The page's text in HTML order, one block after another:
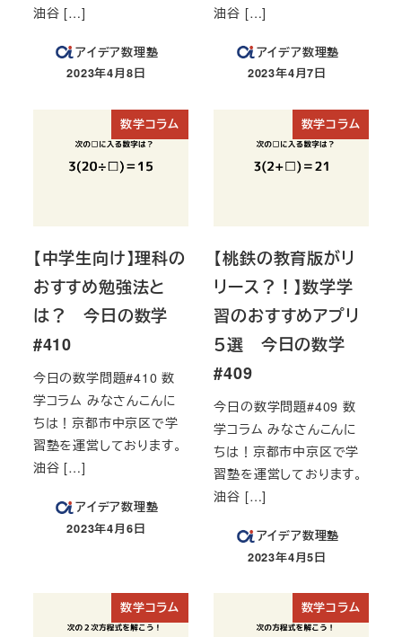
油谷 […]
アイデア数理塾
投稿日
2023年4月8日
油谷 […]
アイデア数理塾
投稿日
2023年4月7日
数学コラム
【中学生向け】理科の
おすすめ勉強法と
は？ 今日の数学
#410
今日の数学問題#410 数
学コラム みなさんこんに
ちは！京都市中京区で学
習塾を運営しております。
油谷 […]
アイデア数理塾
投稿日
2023年4月6日
数学コラム
【桃鉄の教育版がリ
リース？！】数学学
習のおすすめアプリ
５選 今日の数学
#409
今日の数学問題#409 数
学コラム みなさんこんに
ちは！京都市中京区で学
習塾を運営しております。
油谷 […]
アイデア数理塾
投稿日
2023年4月5日
数学コラム 数学コラム